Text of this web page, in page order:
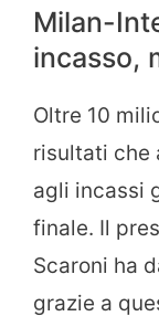
Milan-
incasso,
Oltre 10
risultati che
agli incassi
finale. Il
Scaroni ha
grazie a